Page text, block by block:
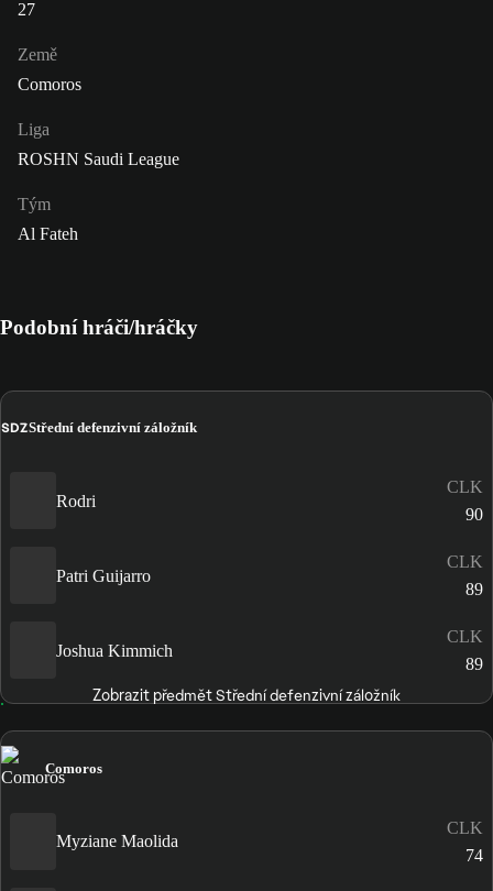
27
Země
Comoros
Liga
ROSHN Saudi League
Tým
Al Fateh
Podobní hráči/hráčky
SDZStřední defenzivní záložník
Rodri
CLK
90
Patri Guijarro
CLK
89
Joshua Kimmich
CLK
89
Zobrazit předmět Střední defenzivní záložník
Comoros
Myziane Maolida
CLK
74